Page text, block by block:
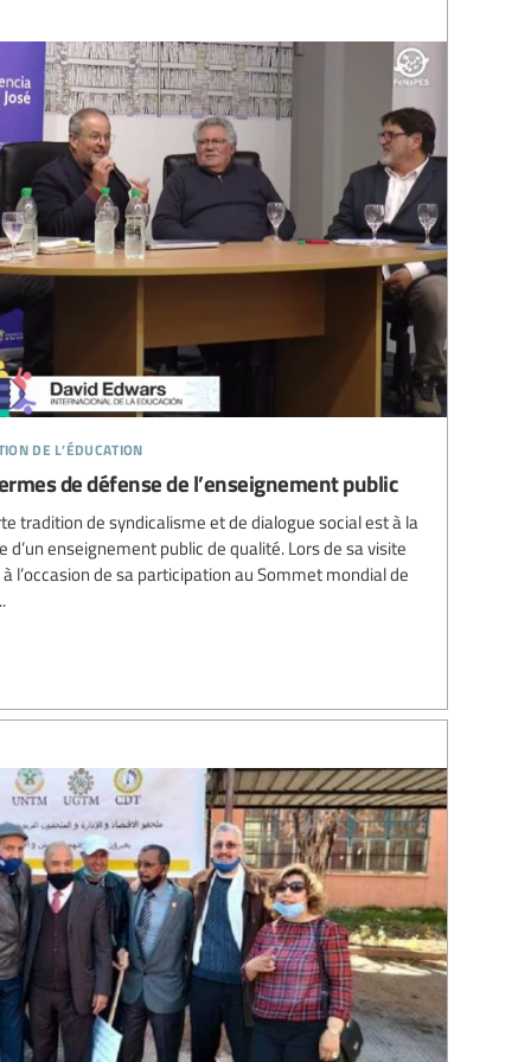
de l’éducation
de défense de l’enseignement public
tradition de syndicalisme et de dialogue social est à la
enseignement public de qualité. Lors de sa visite
l’occasion de sa participation au Sommet mondial de